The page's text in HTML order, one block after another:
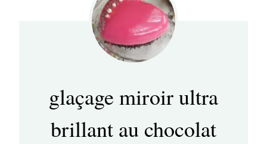
glaçage miroir ultra
brillant au chocolat